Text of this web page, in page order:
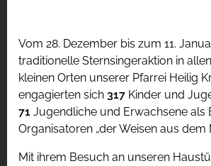
Vom 28. Dezember bis zum 11.
traditionelle Sternsingeraktion in
kleinen Orten unserer Pfarrei Heilig
engagierten sich 317 Kinder und
71 Jugendliche und Erwachsene als
Organisatoren „der Weisen aus dem
Mit ihrem Besuch an unseren